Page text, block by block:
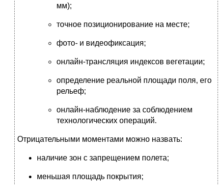
мм);
точное позиционирование на месте;
фото- и видеофиксация;
онлайн-трансляция индексов вегетации;
определение реальной площади поля, его
рельеф;
онлайн-наблюдение за соблюдением
технологических операций.
Отрицательными моментами можно назвать:
наличие зон с запрещением полета;
меньшая площадь покрытия;